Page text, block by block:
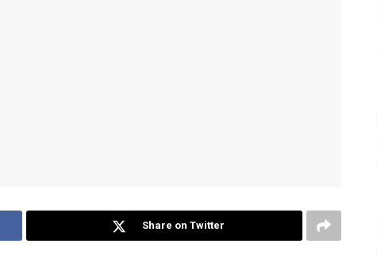
Share on Twitter